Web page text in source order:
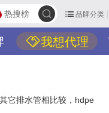
品牌分类
热搜榜
我想代理
它排水管相比较，hdpe